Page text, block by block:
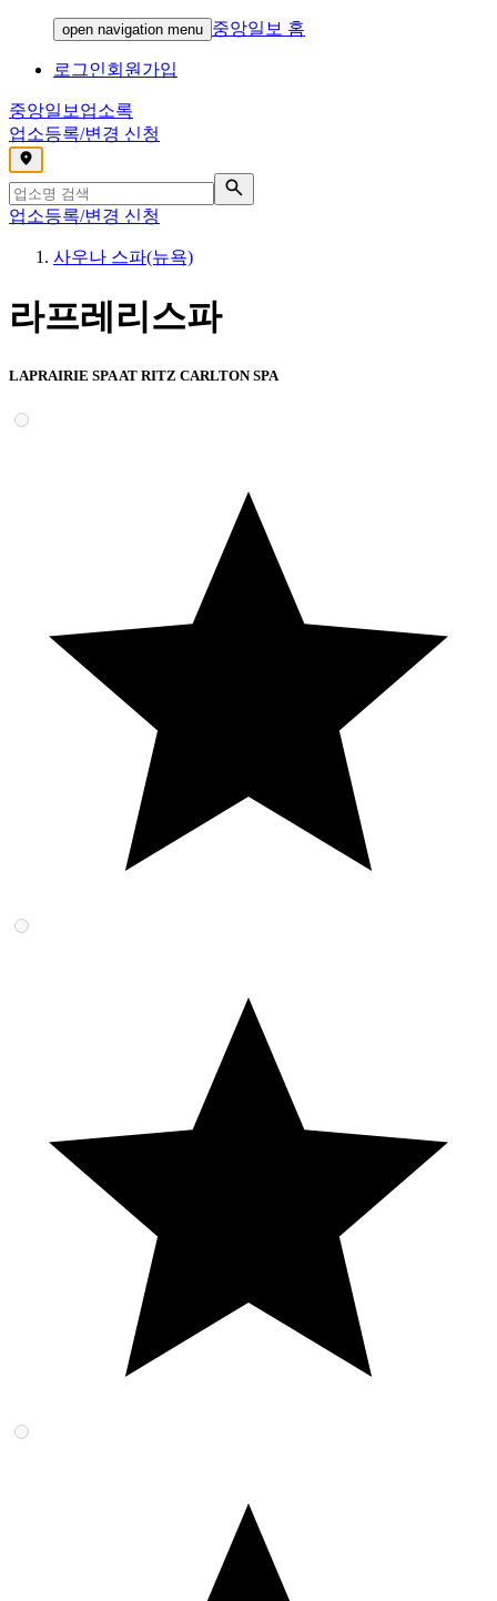
open navigation menu 중앙일보 홈
로그인회원가입
중앙일보 업소록
업소등록/변경 신청
,
업소등록/변경 신청
사우나 스파(뉴욕)
라프레리스파
LAPRAIRIE SPA AT RITZ CARLTON SPA